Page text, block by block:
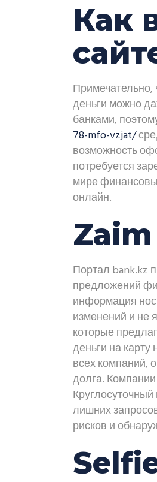
Как
Примечательно,
деньги можно
банками,
78-mfo-vzjat/
возможность
потребуется
мире
онлайн.
Портал bank.kz
предложений
информация
изменений и
которые
деньги на карту
всех компаний,
долга.
лишних
рисков и